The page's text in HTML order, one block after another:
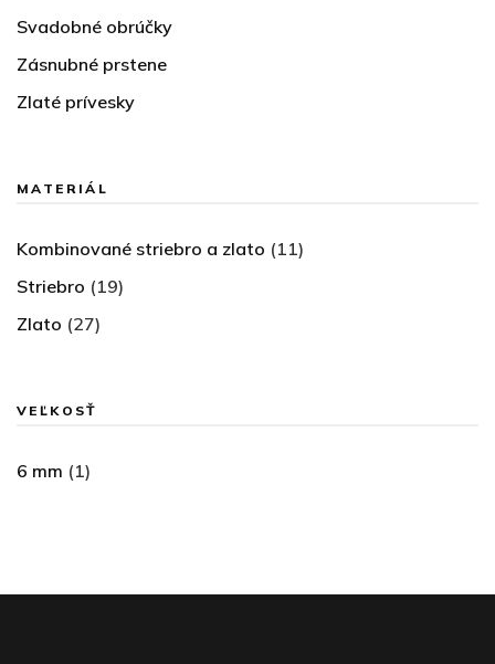
Svadobné obrúčky
Zásnubné prstene
Zlaté prívesky
MATERIÁL
Kombinované striebro a zlato (11)
Striebro (19)
Zlato (27)
VEĽKOSŤ
6 mm (1)